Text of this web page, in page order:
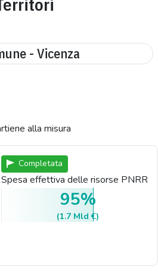
- Vicenza
alla misura
Completata
Spesa effettiva delle risorse PNRR
95%
(1.7 Mld €)